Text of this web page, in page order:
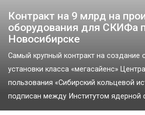
Контракт на 9 млрд на
оборудования для СКИФа
Новосибирске
Самый крупный контракт на создание
установки класса «мегасайенс»
пользования «Сибирский кольцевой
подписан между Институтом ядерной